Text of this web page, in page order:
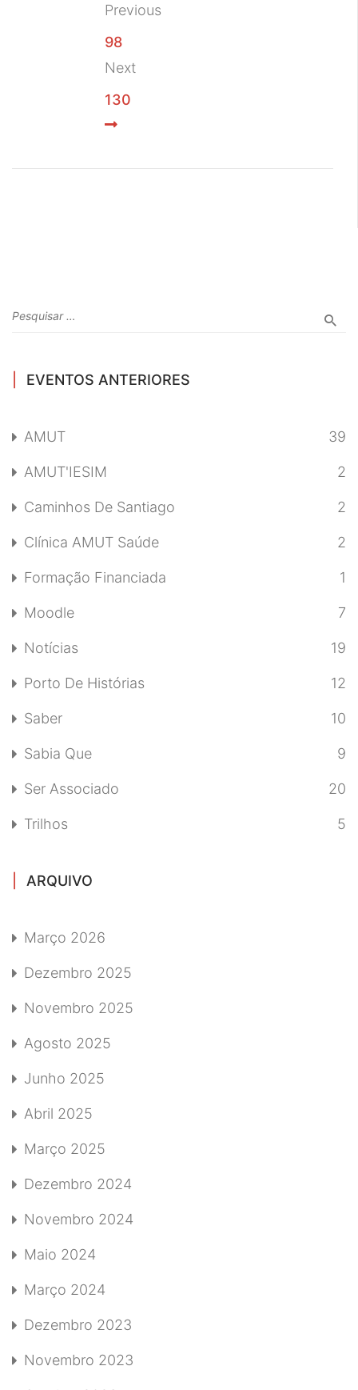
Previous
98
Next
130
EVENTOS ANTERIORES
AMUT 39
AMUT'IESIM 2
Caminhos De Santiago 2
Clínica AMUT Saúde 2
Formação Financiada 1
Moodle 7
Notícias 19
Porto De Histórias 12
Saber 10
Sabia Que 9
Ser Associado 20
Trilhos 5
ARQUIVO
Março 2026
Dezembro 2025
Novembro 2025
Agosto 2025
Junho 2025
Abril 2025
Março 2025
Dezembro 2024
Novembro 2024
Maio 2024
Março 2024
Dezembro 2023
Novembro 2023